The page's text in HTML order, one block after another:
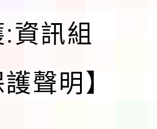
資訊組
聲明】